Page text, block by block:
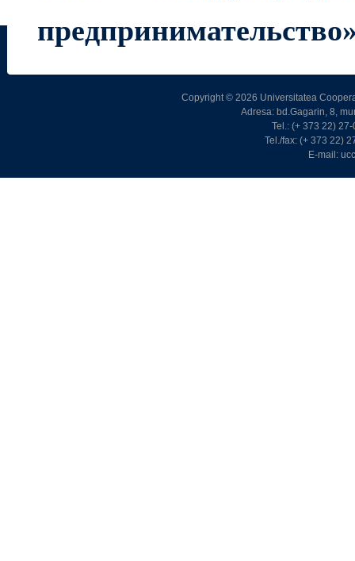
Copyright © 2026 Universitatea
Adresa: bd.Gagarin, 8,
Tel.: (+ 373 22)
Tel./fax: (+ 373 22)
E-mail: